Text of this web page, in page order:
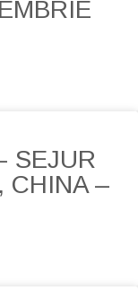
SEJUR
CHINA –